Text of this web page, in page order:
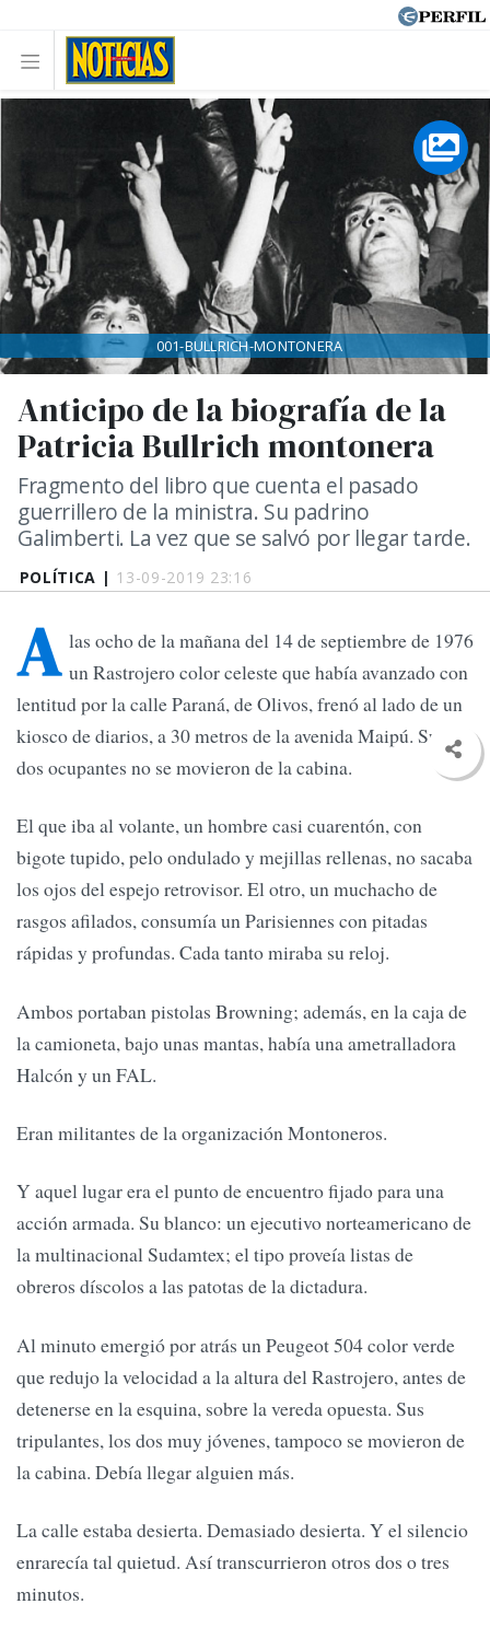
POLÍTICA | 13-09-2019 23:16
Anticipo de la biografía de la
Patricia Bullrich montonera
Fragmento del libro que cuenta el pasado
guerrillero de la ministra. Su padrino
Galimberti. La vez que se salvó por llegar tarde.
001-BULLRICH-MONTONERA
A las ocho de la mañana del 14 de septiembre de 1976
un Rastrojero color celeste que había avanzado con
lentitud por la calle Paraná, de Olivos, frenó al lado de un
kiosco de diarios, a 30 metros de la avenida Maipú. Sus
dos ocupantes no se movieron de la cabina.
El que iba al volante, un hombre casi cuarentón, con
bigote tupido, pelo ondulado y mejillas rellenas, no sacaba
los ojos del espejo retrovisor. El otro, un muchacho de
rasgos afilados, consumía un Parisiennes con pitadas
rápidas y profundas. Cada tanto miraba su reloj.
Ambos portaban pistolas Browning; además, en la caja de
la camioneta, bajo unas mantas, había una ametralladora
Halcón y un FAL.
Eran militantes de la organización Montoneros.
Y aquel lugar era el punto de encuentro fijado para una
acción armada. Su blanco: un ejecutivo norteamericano de
la multinacional Sudamtex; el tipo proveía listas de
obreros díscolos a las patotas de la dictadura.
Al minuto emergió por atrás un Peugeot 504 color verde
que redujo la velocidad a la altura del Rastrojero, antes de
detenerse en la esquina, sobre la vereda opuesta. Sus
tripulantes, los dos muy jóvenes, tampoco se movieron de
la cabina. Debía llegar alguien más.
La calle estaba desierta. Demasiado desierta. Y el silencio
enrarecía tal quietud. Así transcurrieron otros dos o tres
minutos.